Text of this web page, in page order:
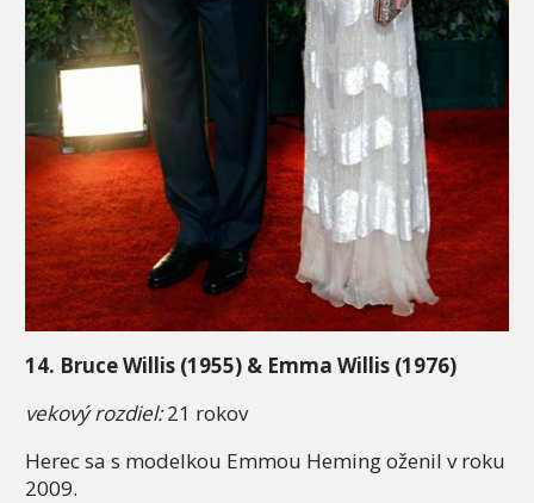
14. Bruce Willis (1955) & Emma Willis (1976)
vekový rozdiel:21 rokov
Herec sa s modelkou Emmou Heming oženil v roku
2009.